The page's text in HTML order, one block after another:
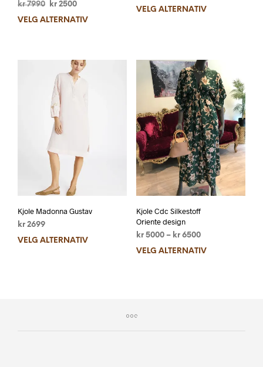
kr7990 kr 2500
VELG ALTERNATIV
VELG ALTERNATIV
Kjole Madonna Gustav
kr 2699
VELG ALTERNATIV
Kjole Cdc Silkestoff
Oriente design
kr5000 – kr6500
VELG ALTERNATIV